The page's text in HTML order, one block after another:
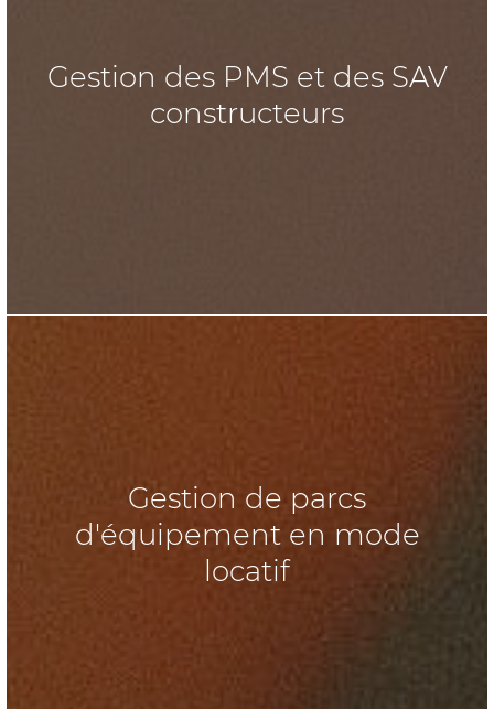
Gestion des PMS et des SAV
constructeurs
Gestion de parcs
d'équipement en mode
locatif